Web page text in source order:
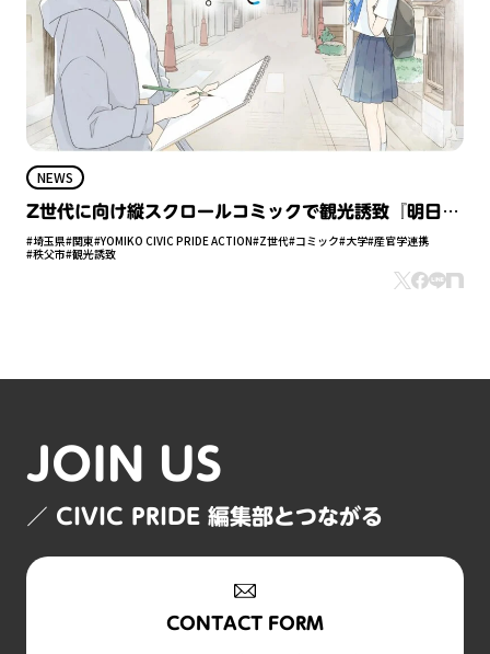
NEWS
Z世代に向け縦スクロールコミックで観光誘致『明日、
秩父で逢えたら。』 2024年2月13日（火）公開（埼
#埼玉県#関東#YOMIKO CIVIC PRIDE ACTION#Z世代#コミック#大学#産官学連携
#秩父市#観光誘致
JOIN US
／ CIVIC PRIDE 編集部とつながる
CONTACT FORM